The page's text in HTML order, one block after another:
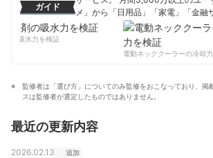
ガイド
メ」から「日用品」「家電」「金融
ストな商品を選んでもらうために、
コンテンツ制作チームのプロフ
の吸水力を検証
電動ネッククーラーの冷却力を
監修者は「選び方」についてのみ監修をおこなっており、掲
スは監修者が選定したものではありません。
最近の更新内容
2026.02.13 追加